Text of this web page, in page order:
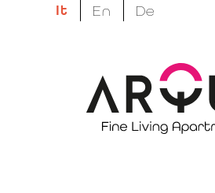
It En De
Trentino
Il tuo
tempo, la